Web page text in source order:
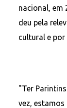
nacional, em
deu pela
cultural e
"Ter
vez,